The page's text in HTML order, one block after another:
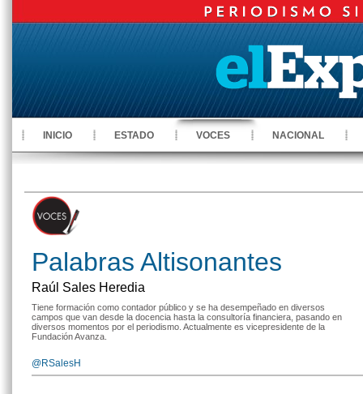
INICIO ESTADO VOCES NACIONAL
Palabras Altisonantes
Raúl Sales Heredia
Tiene formación como contador público y se ha desempeñado en diversos
campos que van desde la docencia hasta la consultoría financiera, pasando en
diversos momentos por el periodismo. Actualmente es vicepresidente de la
Fundación Avanza.
@RSalesH